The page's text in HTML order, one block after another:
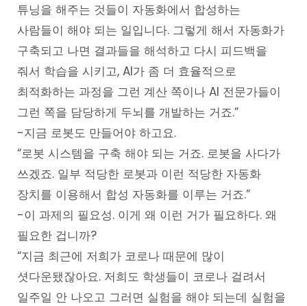
튜닝을 해주는 것들이 자동화에서 합성하는
사람들이 해야 되는 일입니다. 그렇게 해서 자동화가
구축되고 나면 결과들을 해석하고 다시 피드백을
줘서 학습을 시키고, AI가 좀 더 효율적으로
최적화하는 과정을 그런 계산 쪽이나 AI 전문가들이
그런 쪽을 담당하게 두뇌를 개발하는 거죠.”
-지금 로봇도 만들어야 하고요.
“로봇 시스템을 구축 해야 되는 거죠. 로봇을 사다가
쓰겠죠. 일부 적당한 로봇과 이런 적당한 자동화
장치를 이용해서 합성 자동화를 이루는 거죠.”
-이 과제의 필요성. 이게 왜 이런 거가 필요하다. 왜
필요한 겁니까?
“지금 최근에 저희가 코로나 때문에 많이
셧다운됐잖아요. 저희도 학생들이 코로나 걸려서
일주일 안 나오고 그러면 실험을 해야 되는데 실험을